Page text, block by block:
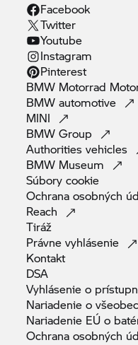
Facebook
Twitter
Youtube
Instagram
Pinterest
BMW Motorrad
BMWautomotive
MINI
BMWGroup
Authoritiesvehicles
BMW Museum
Súborycookie
Ochrana osobných
Reach
Tiráž
Právnevyhlásenie
Kontakt
DSA
Vyhlásenie o
Nariadenie o
Nariadenie EÚ o
Ochrana osobných